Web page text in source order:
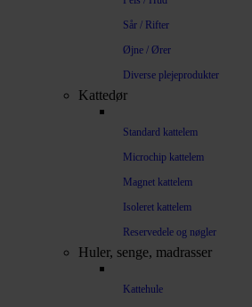
Sår / Rifter
Øjne / Ører
Diverse plejeprodukter
Kattedør
Standard kattelem
Microchip kattelem
Magnet kattelem
Isoleret kattelem
Reservedele og nøgler
Huler, senge, madrasser
Kattehule